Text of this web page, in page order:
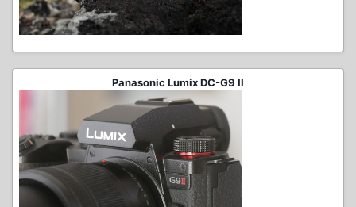
Panasonic Lumix DC-G9 II